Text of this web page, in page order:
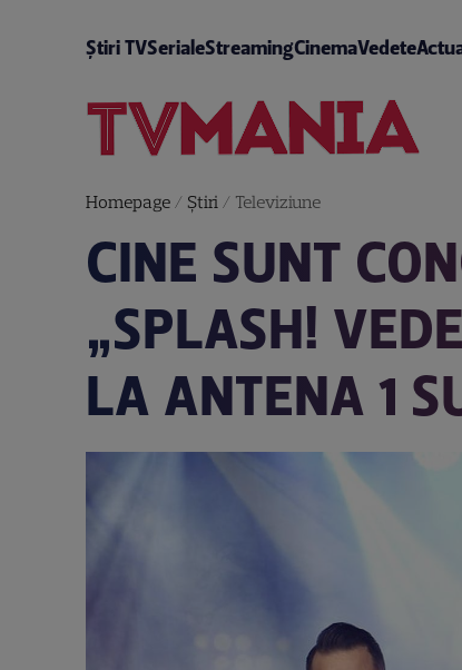
Știri TVSerialeStreamingCinemaVedete
Homepage/ Știri/ Televiziune
CINE SUNT
„SPLASH!
LA ANTENA 1